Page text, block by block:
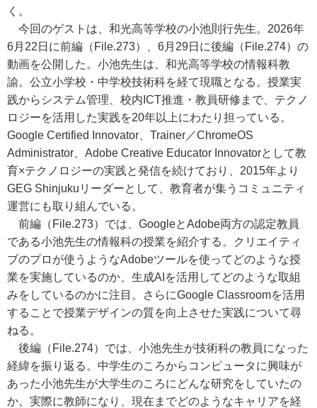
く。
今回のゲストは、和光高等学校の小池則行先生。2026年
6月22日に前編（File.273）、6月29日に後編（File.274）の
動画を公開した。小池先生は、和光高等学校の情報科教
諭。公立小学校・中学校技術科を経て現職となる。授業実
践からシステム管理、校内ICT推進・教員研修まで、テクノ
ロジーを活用した実践を20年以上にわたり担っている。
Google Certified Innovator、Trainer／ChromeOS
Administrator、Adobe Creative Educator Innovatorとして教
育×テクノロジーの実践と発信を続けており、2015年より
GEG Shinjukuリーダーとして、教育者が集うコミュニティ
運営にも取り組んでいる。
前編（File.273）では、GoogleとAdobe両方の認定教員
である小池先生の情報科の授業を紹介する。クリエイティ
ブのプロが使うようなAdobeツールを使ってどのような授
業を実施しているのか、生成AIを活用してどのような取組
みをしているのかに注目。さらにGoogle Classroomを活用
することで授業デザインの質を向上させた実践について尋
ねる。
後編（File.274）では、小池先生が技術科の教員になった
経緯を振り返る。中学生のころからコンピュータに興味が
あった小池先生が大学生のころにどんな研究をしていたの
か。実際に教師になり、現在までどのようなキャリアを経